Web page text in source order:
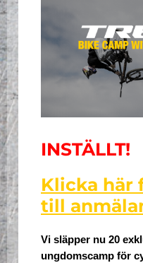
INSTÄLLT!
Klicka här
till
Vi släpper nu 20
ungdomscamp för